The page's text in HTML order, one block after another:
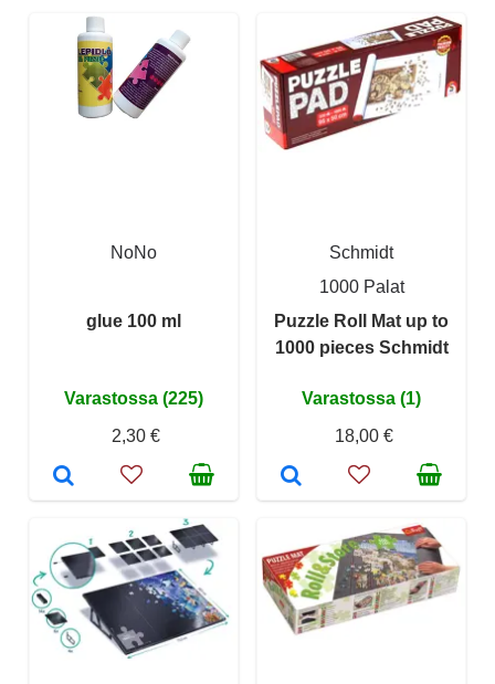
NoNo
glue 100 ml
Varastossa (225)
2,30 €
Schmidt
1000 Palat
Puzzle Roll Mat up to
1000 pieces Schmidt
Varastossa (1)
18,00 €